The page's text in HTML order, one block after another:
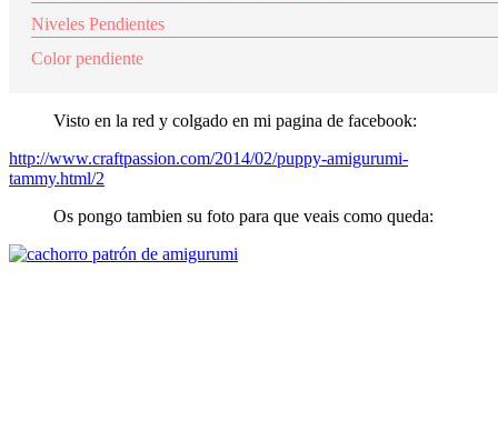
Niveles Pendientes
Color pendiente
Visto en la red y colgado en mi pagina de facebook:
http://www.craftpassion.com/2014/02/puppy-amigurumi-
tammy.html/2
Os pongo tambien su foto para que veais como queda: